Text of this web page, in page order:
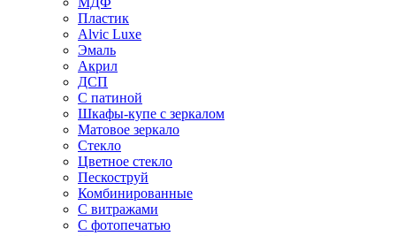
Пластик
Alvic Luxe
Эмаль
Акрил
ДСП
С патиной
Шкафы-купе с зеркалом
Матовое зеркало
Стекло
Цветное стекло
Пескоструй
Комбинированные
С витражами
С фотопечатью